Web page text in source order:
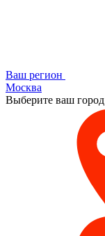
Ваш регион
Москва
Выберите ваш город